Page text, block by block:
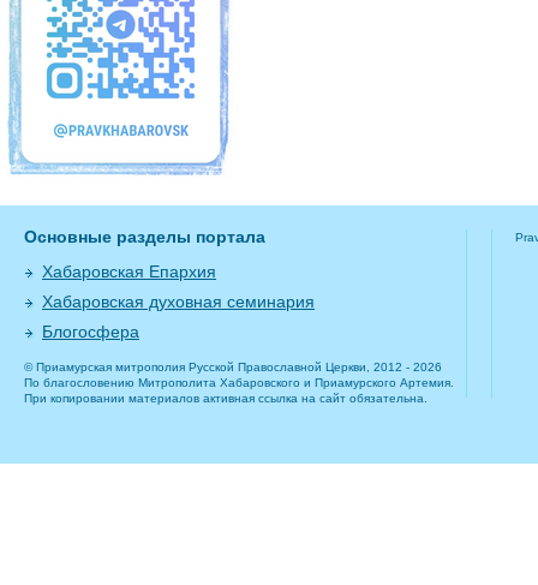
Основные разделы портала
Хабаровская Епархия
Хабаровская духовная семинария
Блогосфера
© Приамурская митрополия Русской Православной Церкви, 2012 - 2026
По благословению Митрополита Хабаровского и Приамурского Артемия.
При копировании материалов активная ссылка на сайт обязательна.